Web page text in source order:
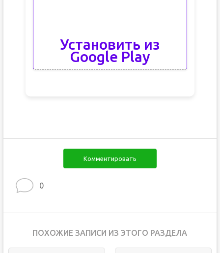
Установить из
Google Play
Комментировать
0
ПОХОЖИЕ ЗАПИСИ ИЗ ЭТОГО РАЗДЕЛА